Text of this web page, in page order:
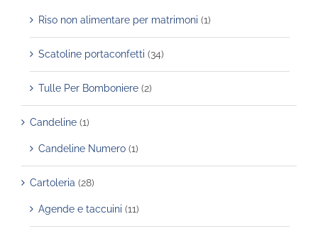
Riso non alimentare per matrimoni (1)
Scatoline portaconfetti (34)
Tulle Per Bomboniere (2)
Candeline (1)
Candeline Numero (1)
Cartoleria (28)
Agende e taccuini (11)